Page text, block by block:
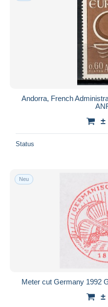
Andorra, French
±
Status
Neu
Meter cut Germany 1992
±